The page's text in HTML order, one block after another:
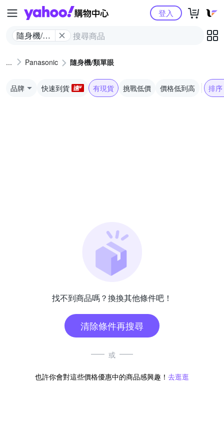
Yahoo購物中心
隨身機/類
登入
Panasonic 隨身機/類單眼
品牌 快速到貨 有現貨 挑戰低價 價格低到高 排序
找不到商品嗎？換換其他條件吧！
清除條件再搜尋
或
也許你會對這些價格優惠中的商品感興趣！ 去逛逛